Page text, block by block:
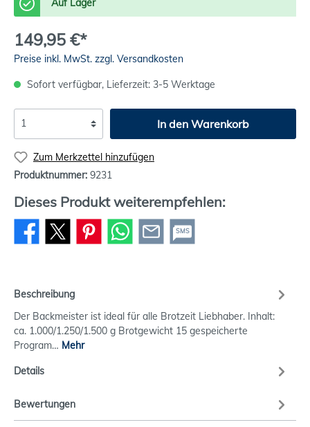
149,95 €*
Preise inkl. MwSt. zzgl. Versandkosten
Sofort verfügbar, Lieferzeit: 3-5 Werktage
In den Warenkorb
Zum Merkzettel hinzufügen
Produktnummer: 9231
Dieses Produkt weiterempfehlen:
SMS
Beschreibung
Der Backmeister ist ideal für alle Brotzeit Liebhaber. Inhalt:
ca. 1.000/1.250/1.500 g Brotgewicht 15 gespeicherte
Program… Mehr
Details
Bewertungen